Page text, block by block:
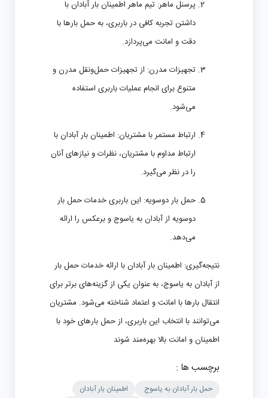
پرسنل ماهر: تیم ماهر اطمینان بار آبادان با
داشتن تجربه کافی در باربری، به حمل بارها با
دقت و امانت می‌پردازد.
تجهیزات مدرن: از تجهیزات حمل‌و‌نقل مدرن و
متنوع برای انجام عملیات باربری استفاده
می‌شود.
ارتباط مستمر با مشتریان: اطمینان بار آبادان با
ارتباط مداوم با مشتریان، نظرات و نیازهای آنان
را در نظر می‌گیرد.
حمل بار دوسویه: این باربری خدمات حمل بار
دوسویه از آبادان به یاسوج و برعکس را ارائه
می‌دهد.
نتیجه‌گیری: اطمینان بار آبادان با ارائه خدمات حمل بار
از آبادان به یاسوج، به عنوان یکی از گزینه‌های برتر برای
انتقال بارها با امانت و اعتماد شناخته می‌شود. مشتریان
می‌توانند با انتخاب این باربری، از حمل بارهای خود با
اطمینان و امانت بالا بهره‌مند شوند
برچسب ها :
حمل بار آبادان به یاسوج
اطمینان بار آبادان